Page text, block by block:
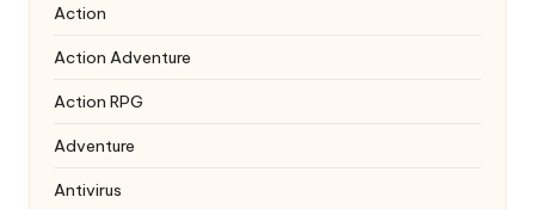
Action
Action Adventure
Action RPG
Adventure
Antivirus